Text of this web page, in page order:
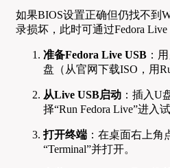
如果BIOS设置正确但仍找不到
录损坏，此时可通过Fedora Live
准备Fedora Live USB ：
盘（从官网下载ISO，用
从Live USB启动 ：插入U
择“Run Fedora Live”进入
打开终端 ：在桌面右上角
“Terminal”并打开。